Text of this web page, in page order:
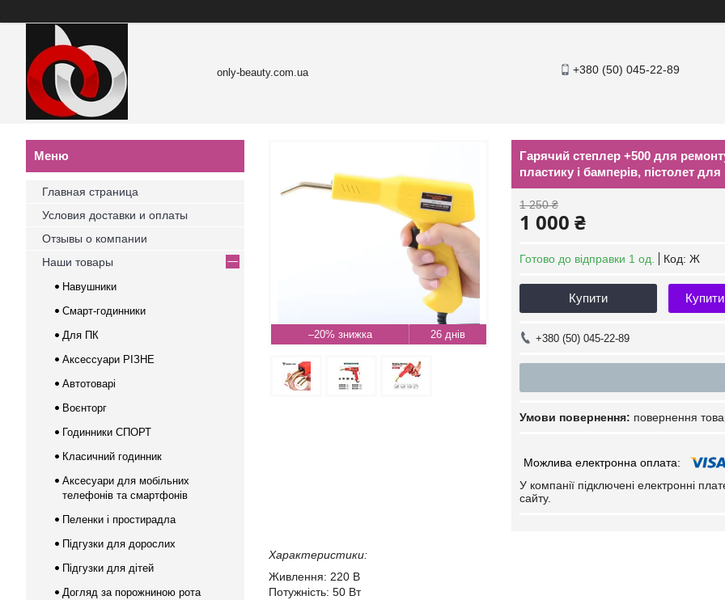
only-beauty.com.ua +380 (50) 045-22-89
–20% 26 днів
Гарячий степлер +500 для
пластику і бамперів, пістолет
1 250 ₴
1 000 ₴
Готово до відправки 1 од. Код: Ж
Купити
+380 (50) 045-22-89
повернення
У компанії підключені електронні
сайту.
Характеристики:
Живлення: 220 В
Потужність: 50 Вт
Главная страница
Условия доставки и оплаты
Отзывы о компании
Наши товары
Навушники
Смарт-годинники
Для ПК
Аксессуари РІЗНЕ
Автотоварі
Воєнторг
Годинники СПОРТ
Класичний годинник
Аксесуари для мобільних
телефонів та смартфонів
Пеленки і простирадла
Підгузки для дорослих
Підгузки для дітей
Догляд за порожниною рота